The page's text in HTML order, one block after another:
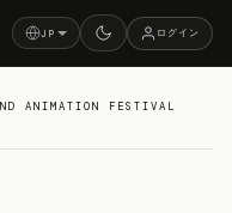
JP ログイン
ANIMATION FESTIVAL